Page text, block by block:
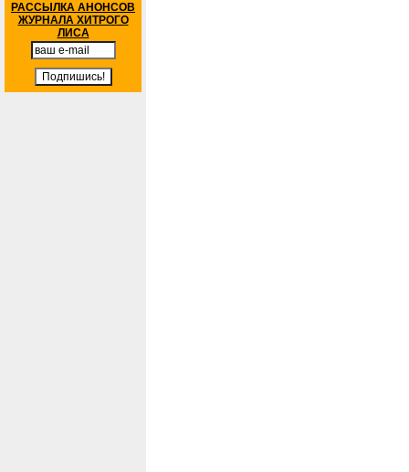
РАССЫЛКА АНОНСОВ
ЖУРНАЛА ХИТРОГО
ЛИСА